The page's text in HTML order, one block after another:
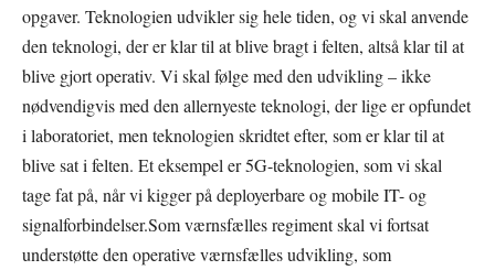
opgaver. Teknologien udvikler sig hele tiden, og vi skal anvende
den teknologi, der er klar til at blive bragt i felten, altså klar til at
blive gjort operativ. Vi skal følge med den udvikling – ikke
nødvendigvis med den allernyeste teknologi, der lige er opfundet
i laboratoriet, men teknologien skridtet efter, som er klar til at
blive sat i felten. Et eksempel er 5G-teknologien, som vi skal
tage fat på, når vi kigger på deployerbare og mobile IT- og
signalforbindelser.Som værnsfælles regiment skal vi fortsat
understøtte den operative værnsfælles udvikling, som